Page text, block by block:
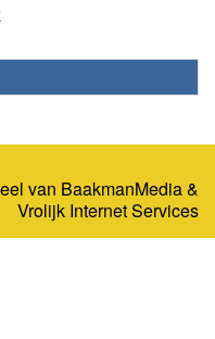
van BaakmanMedia&
Vrolijk Internet Services